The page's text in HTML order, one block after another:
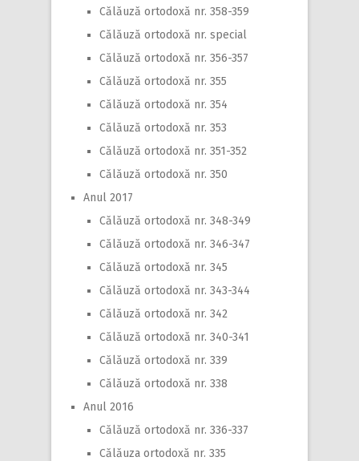
Călăuză ortodoxă nr. 358-359
Călăuză ortodoxă nr. special
Călăuză ortodoxă nr. 356-357
Călăuză ortodoxă nr. 355
Călăuză ortodoxă nr. 354
Călăuză ortodoxă nr. 353
Călăuză ortodoxă nr. 351-352
Călăuză ortodoxă nr. 350
Anul 2017
Călăuză ortodoxă nr. 348-349
Călăuză ortodoxă nr. 346-347
Călăuză ortodoxă nr. 345
Călăuză ortodoxă nr. 343-344
Călăuză ortodoxă nr. 342
Călăuză ortodoxă nr. 340-341
Călăuză ortodoxă nr. 339
Călăuză ortodoxă nr. 338
Anul 2016
Călăuză ortodoxă nr. 336-337
Călăuza ortodoxă nr. 335